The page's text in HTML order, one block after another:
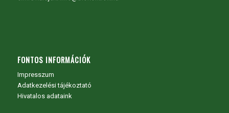
FONTOS INFORMÁCIÓK
Impresszum
Adatkezelési tájékoztató
Hivatalos adataink